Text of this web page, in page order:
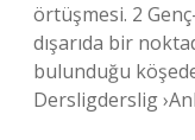
örtüşmesi. 2
dışarıda bir
bulunduğu
Dersligderslig